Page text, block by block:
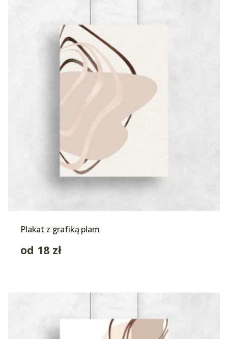
Plakat z grafiką plam
od 18 zł